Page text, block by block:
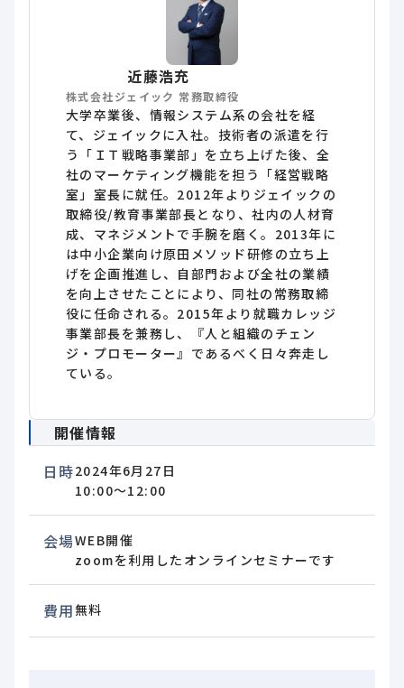
近藤浩充
株式会社ジェイック 常務取締役
大学卒業後、情報システム系の会社を経
て、ジェイックに入社。技術者の派遣を行
う「ＩＴ戦略事業部」を立ち上げた後、全
社のマーケティング機能を担う「経営戦略
室」室長に就任。2012年よりジェイックの
取締役/教育事業部長となり、社内の人材育
成、マネジメントで手腕を磨く。2013年に
は中小企業向け原田メソッド研修の立ち上
げを企画推進し、自部門および全社の業績
を向上させたことにより、同社の常務取締
役に任命される。2015年より就職カレッジ
事業部長を兼務し、『人と組織のチェン
ジ・プロモーター』であるべく日々奔走し
ている。
開催情報
日時2024年6月27日
10:00～12:00
会場WEB開催
zoomを利用したオンラインセミナーです
費用 無料